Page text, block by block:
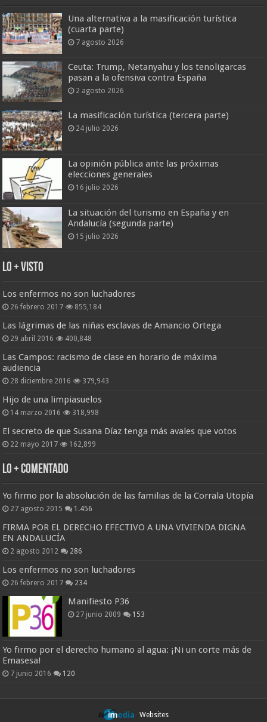
Una alternativa a la masificación turística
(cuarta parte)
7 agosto 2026
Ceuta: Trump, Netanyahu y los tenoligarcas
pasan a la ofensiva contra España
2 agosto 2026
La masificación turística (tercera parte)
24 julio 2026
La opinión pública ante las próximas
elecciones generales
16 julio 2026
La situación del turismo en España y en
Andalucía (segunda parte)
15 julio 2026
Lo + Visto
Los enfermos no son luchadores
26 febrero 2017 855,184
Las lágrimas de las niñas esclavas de Amancio Ortega
29 abril 2016 400,848
Las Campos: racismo de clase en horario de máxima
audiencia
28 diciembre 2016 379,943
Hijo de una limpiasuelos
14 marzo 2016 318,998
El secreto de que Susana Díaz tenga más avales que votos
22 mayo 2017 162,899
Lo + Comentado
Yo firmo por la absolución de las familias de la Corrala Utopía
27 agosto 2015 1.456
FIRMA POR EL DERECHO EFECTIVO A UNA VIVIENDA DIGNA
EN ANDALUCÍA
2 agosto 2012 286
Los enfermos no son luchadores
26 febrero 2017 234
Manifiesto P36
27 junio 2009 153
Yo firmo por el derecho humano al agua: ¡Ni un corte más de
Emasesa!
7 junio 2016 120
Websites